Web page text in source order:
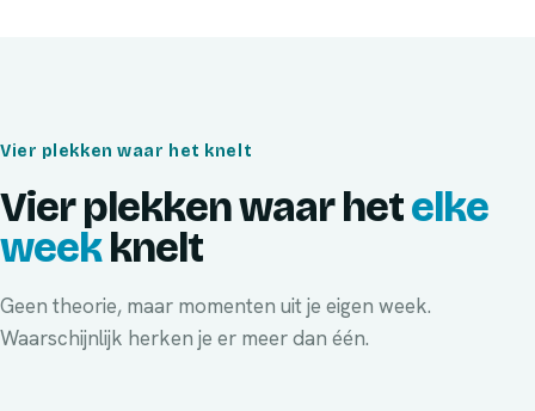
Vier plekken waar het knelt
Vier plekken waar hetelke
weekknelt
Geen theorie, maar momenten uit je eigen week.
Waarschijnlijk herken je er meer dan één.